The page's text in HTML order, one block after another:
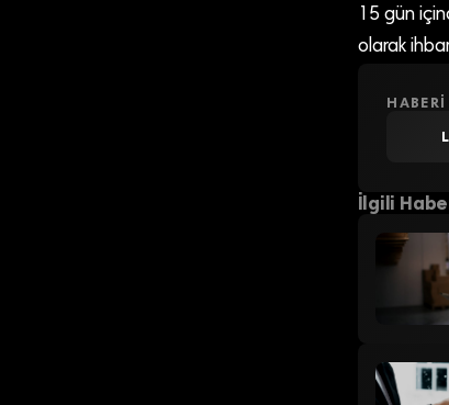
15 gün
olarak
İlgili